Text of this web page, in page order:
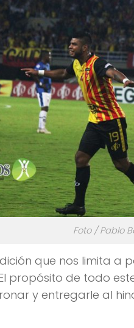
Foto / Pablo
que nos limita
propósito de todo
y entregarle al